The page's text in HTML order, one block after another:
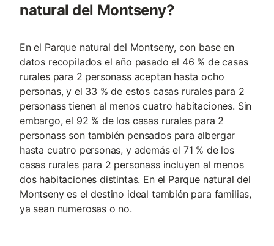
natural del Montseny?
En el Parque natural del Montseny, con base en
datos recopilados el año pasado el 46 % de casas
rurales para 2 personass aceptan hasta ocho
personas, y el 33 % de estos casas rurales para 2
personass tienen al menos cuatro habitaciones. Sin
embargo, el 92 % de los casas rurales para 2
personass son también pensados para albergar
hasta cuatro personas, y además el 71 % de los
casas rurales para 2 personass incluyen al menos
dos habitaciones distintas. En el Parque natural del
Montseny es el destino ideal también para familias,
ya sean numerosas o no.